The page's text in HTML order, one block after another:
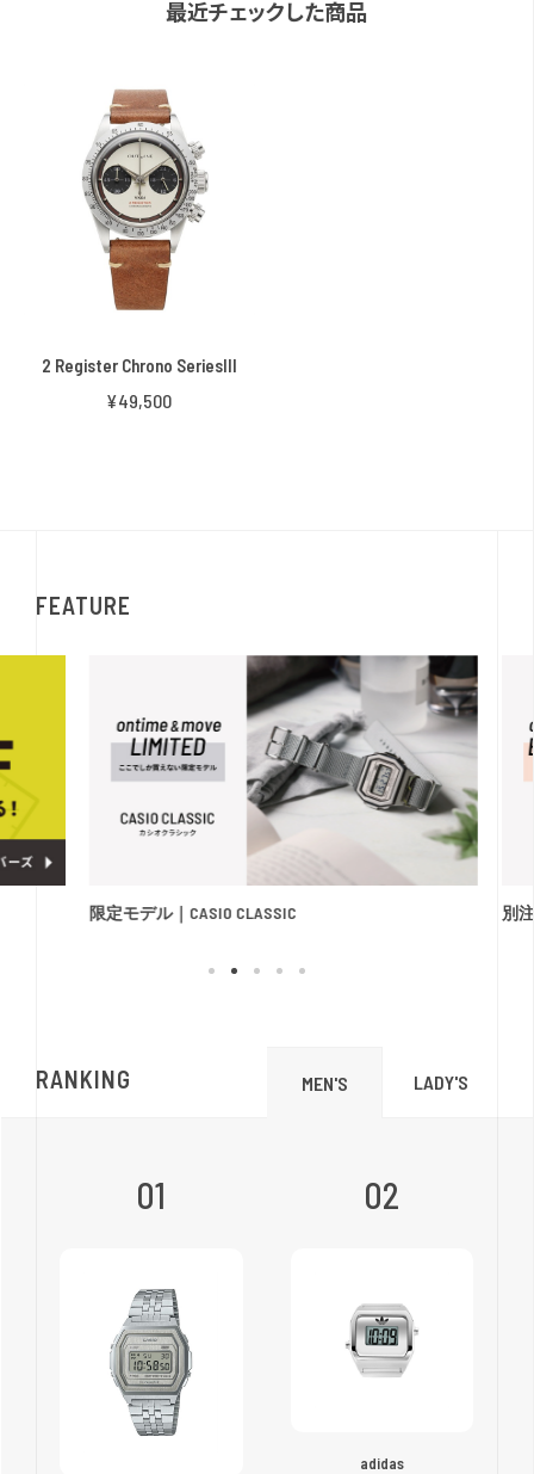
最近チェックした商品
2 Register Chrono SeriesIII
¥49,500
FEATURE
限定モデル｜CASIO CLASSIC 別
RANKING MEN'S LADY'S
01 02
adidas